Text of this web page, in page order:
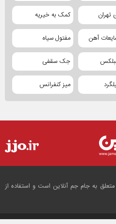
کمک به خیریه
آهن مفتول سیاه
جک سقفی
میز کنفرانس
به جام جم آنلاین است و استفاده از